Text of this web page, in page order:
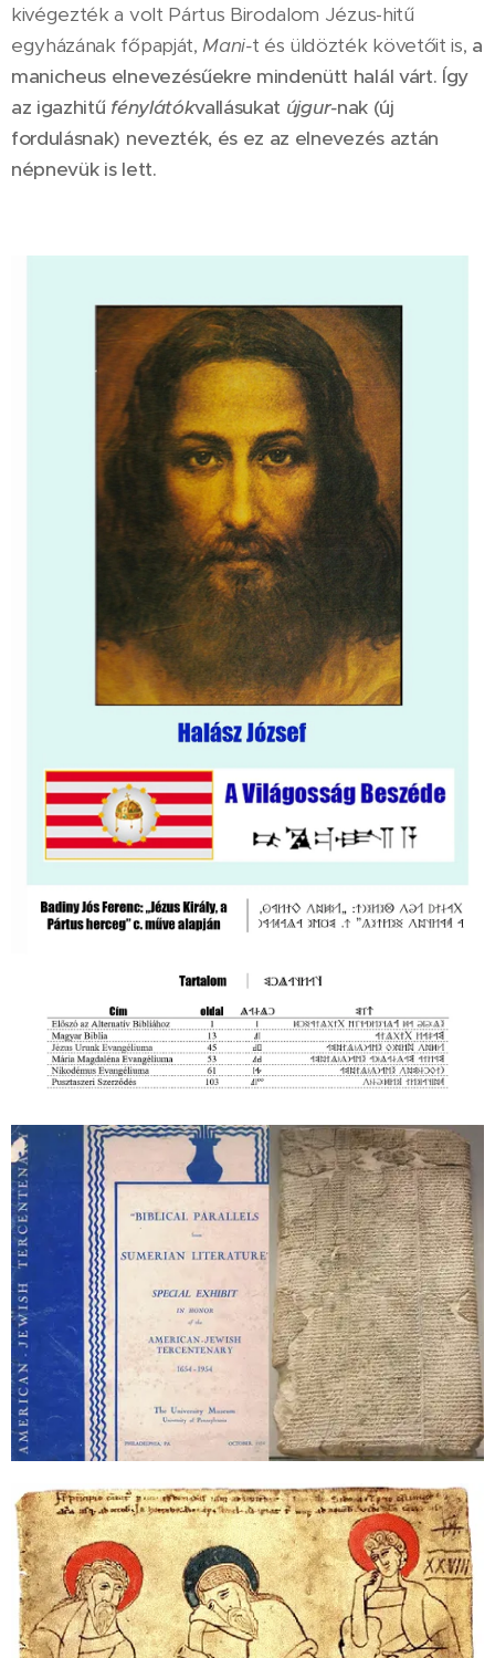
kivégezték a volt Pártus Birodalom Jézus-hitű
egyházának főpapját,Mani-t és üldözték követőit is, a
manicheus elnevezésűekre mindenütt halál várt. Így
az igazhitű fénylátókvallásukat újgur-nak (új
fordulásnak) nevezték, és ez az elnevezés aztán
népnevük is lett.